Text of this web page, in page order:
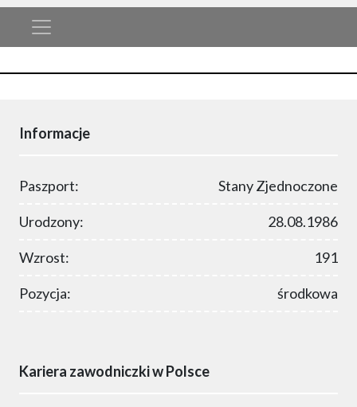
Informacje
Paszport: Stany Zjednoczone
Urodzony: 28.08.1986
Wzrost: 191
Pozycja: środkowa
Kariera zawodniczki w Polsce